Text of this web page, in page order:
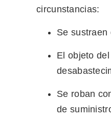
circunstancias:
Se
El objeto
Se roban
de